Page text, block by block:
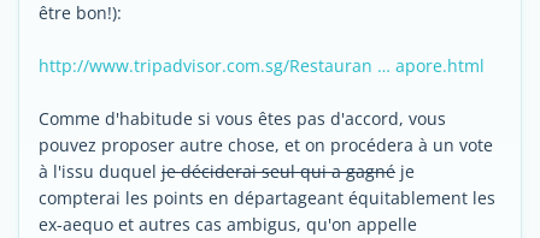
être bon!):
http://www.tripadvisor.com.sg/Restauran … apore.html
Comme d'habitude si vous êtes pas d'accord, vous
pouvez proposer autre chose, et on procédera à un vote
à l'issu duquel je déciderai seul qui a gagné je
compterai les points en départageant équitablement les
ex-aequo et autres cas ambigus, qu'on appelle